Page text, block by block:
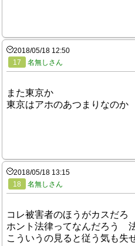
2018/05/18 12:50
17
名無しさん
また東京か
東京はアホのあつまりなのか
2018/05/18 13:15
18
名無しさん
コレ被害者のほうがカスだろ
ホント法律ってなんだろう
こういうの見ると従う気も失